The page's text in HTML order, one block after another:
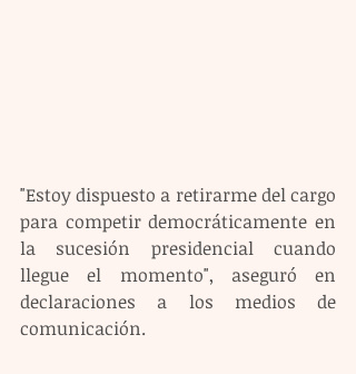
"Estoy dispuesto a retirarme del cargo
para competir democráticamente en
la sucesión presidencial cuando
llegue el momento", aseguró en
declaraciones a los medios de
comunicación.